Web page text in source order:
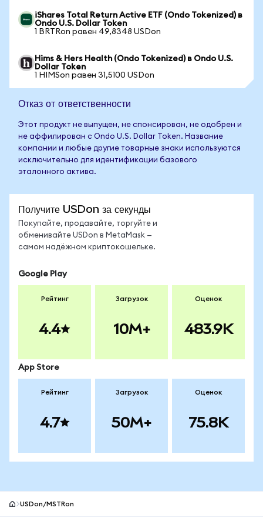
iShares Total Return Active ETF (Ondo Tokenized) в
Ondo U.S. Dollar Token
1 BRTRon равен 49,8348 USDon
Hims & Hers Health (Ondo Tokenized) в Ondo U.S.
Dollar Token
1 HIMSon равен 31,5100 USDon
Отказ от ответственности
Этот продукт не выпущен, не спонсирован, не одобрен и
не аффилирован с Ondo U.S. Dollar Token. Название
компании и любые другие товарные знаки используются
исключительно для идентификации базового
эталонного актива.
Получите USDon за секунды
Покупайте, продавайте, торгуйте и
обменивайте USDon в MetaMask —
самом надёжном криптокошельке.
Google Play
Рейтинг
4.4
Загрузок
10M+
Оценок
483.9K
App Store
Рейтинг
4.7
Загрузок
50M+
Оценок
75.8K
USDon/MSTRon